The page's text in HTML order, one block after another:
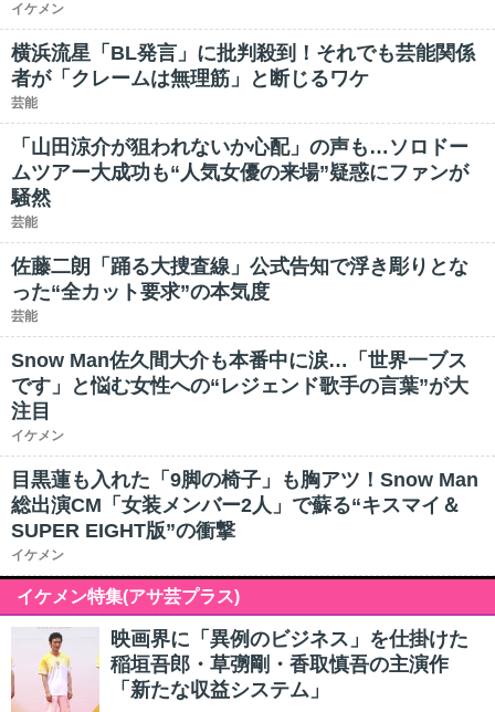
イケメン
横浜流星「BL発言」に批判殺到！それでも芸能関係
者が「クレームは無理筋」と断じるワケ
芸能
「山田涼介が狙われないか心配」の声も…ソロドー
ムツアー大成功も“人気女優の来場”疑惑にファンが
騒然
芸能
佐藤二朗「踊る大捜査線」公式告知で浮き彫りとな
った“全カット要求”の本気度
芸能
Snow Man佐久間大介も本番中に涙…「世界一ブス
です」と悩む女性への“レジェンド歌手の言葉”が大
注目
イケメン
目黒蓮も入れた「9脚の椅子」も胸アツ！Snow Man
総出演CM「女装メンバー2人」で蘇る“キスマイ＆
SUPER EIGHT版”の衝撃
イケメン
イケメン特集(アサ芸プラス)
映画界に「異例のビジネス」を仕掛けた
稲垣吾郎・草彅剛・香取慎吾の主演作
「新たな収益システム」